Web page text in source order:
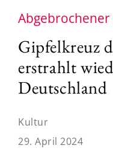
Gipfelkreuz
erstrahlt
Deutschland
Kultur
29. April 2024